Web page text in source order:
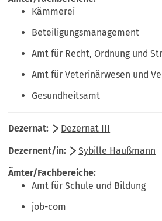
Kämmerei
Beteiligungsmanagement
Amt für Recht, Ordnung und
Amt für Veterinärwesen und
Gesundheitsamt
Dezernat III
Sybille Haußmann
Amt für Schule und Bildung
job-com